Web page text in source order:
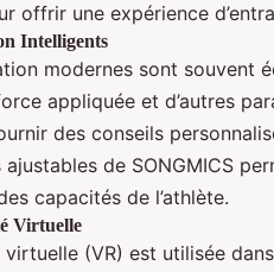
offrir une expérience
Intelligents
modernes sont souvent
appliquée et d’autres
des conseils
de SONGMICS
capacités de l’athlète.
Virtuelle
(VR) est utilisée